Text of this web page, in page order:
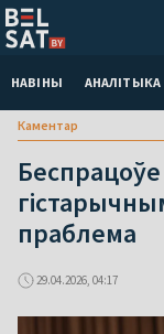
НАВІНЫ АНАЛІТЫКА
Каментар
Беспрацоўе
праблема
29.04.2026, 04:17